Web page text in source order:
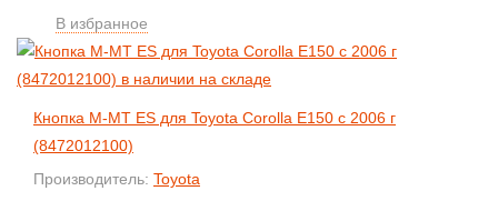
В избранное
Кнопка M-MT ES для Toyota Corolla E150 с 2006 г
(8472012100)
Производитель: Toyota